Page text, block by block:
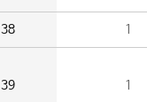
38 1
39 1